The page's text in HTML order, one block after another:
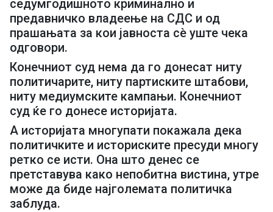
седумгодишното криминално и
предавничко владеење на СДС и од
прашањата за кои јавноста сè уште чека
одговори.
Конечниот суд нема да го донесат ниту
политичарите, ниту партиските штабови,
ниту медиумските кампањи. Конечниот
суд ќе го донесе историјата.
А историјата многупати покажала дека
политичките и историските пресуди многу
ретко се исти. Она што денес се
претставува како непобитна вистина, утре
може да биде најголемата политичка
заблуда.